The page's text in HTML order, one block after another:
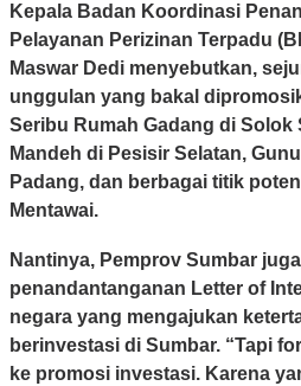
Kepala Badan Koordinasi
Pelayanan Perizinan Terpadu
Maswar Dedi menyebutkan,
unggulan yang bakal
Seribu Rumah Gadang di Solok
Mandeh di Pesisir Selatan,
Padang, dan berbagai titik
Mentawai.
Nantinya, Pemprov Sumbar
penandantanganan Letter of
negara yang mengajukan
berinvestasi di Sumbar. “Tapi
ke promosi investasi. Karena